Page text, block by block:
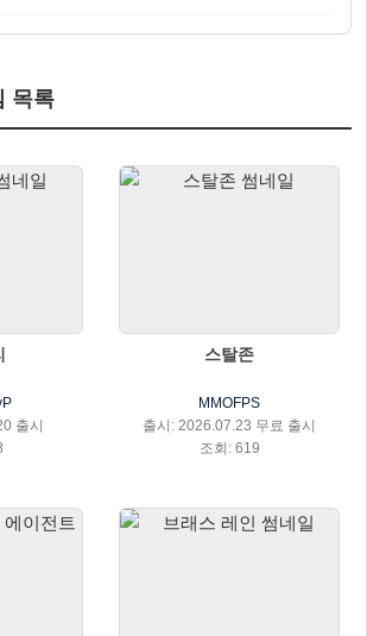
목록
출시
스탈존
MMOFPS
출시: 2026.07.23 무료 출시
조회: 619